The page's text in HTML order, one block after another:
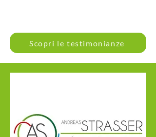
Scopri le testimonianze